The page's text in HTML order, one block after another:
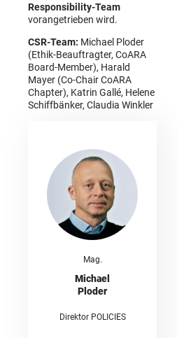
Responsibility-Team
vorangetrieben wird.
CSR-Team: Michael Ploder
(Ethik-Beauftragter, CoARA
Board-Member), Harald
Mayer (Co-Chair CoARA
Chapter), Katrin Gallé, Helene
Schiffbänker, Claudia Winkler
Mag.
Michael
Ploder
Direktor POLICIES